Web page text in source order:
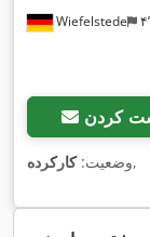
Wiefelstede
کردن
وضعیت:کارکرده ,